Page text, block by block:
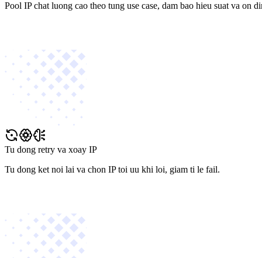
Pool IP chat luong cao theo tung use case, dam bao hieu suat va on
Tu dong retry va xoay IP
Tu dong ket noi lai va chon IP toi uu khi loi, giam ti le fail.